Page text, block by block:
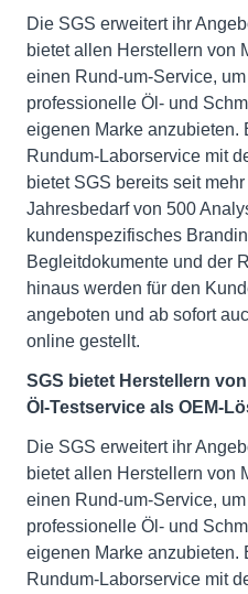
Die SGS erweitert ihr
bietet allen Herstellern von
einen Rund-um-Service,
professionelle Öl- und
eigenen Marke anzubieten.
Rundum-Laborservice mit
bietet SGS bereits seit
Jahresbedarf von 500
kundenspezifisches
Begleitdokumente und der
hinaus werden für den
angeboten und ab sofort
online gestellt.
SGS bietet Herstellern
Öl-Testservice als OEM-
Die SGS erweitert ihr
bietet allen Herstellern von
einen Rund-um-Service,
professionelle Öl- und
eigenen Marke anzubieten.
Rundum-Laborservice mit